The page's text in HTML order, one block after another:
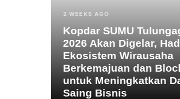
2 WEEKS AGO
Kopdar SUMU
2026 Akan Digelar,
Ekosistem Wirausaha
Berkemajuan dan
untuk Meningkatkan
Saing Bisnis